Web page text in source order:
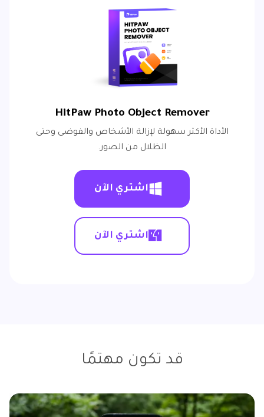
HitPaw Photo Object Remover
الأداة الأكثر سهولة لإزالة الأشخاص والفوضى وحتى
الظلال من الصور.
اشتري الآن
اشتري الآن
قد تكون مهتمًا